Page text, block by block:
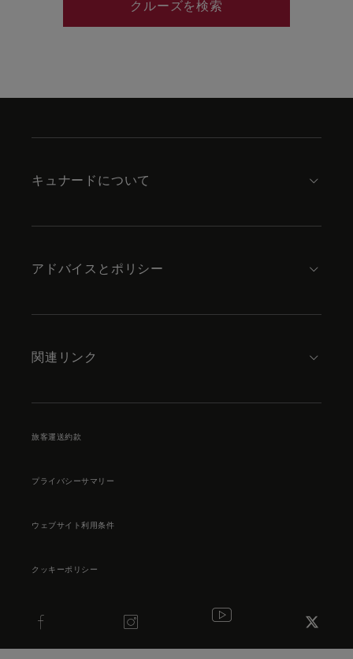
クルーズを検索
キュナードについて
アドバイスとポリシー
関連リンク
旅客運送約款
プライバシーサマリー
ウェブサイト利用条件
クッキーポリシー